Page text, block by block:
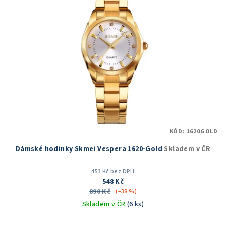
Dámské hodinky Skmei Vespera 1620-Gold Skladem v ČR
453 Kč bez DPH
548 Kč
890 Kč (–38 %)
Skladem v ČR (6 ks)
KÓD: 1620GOLD